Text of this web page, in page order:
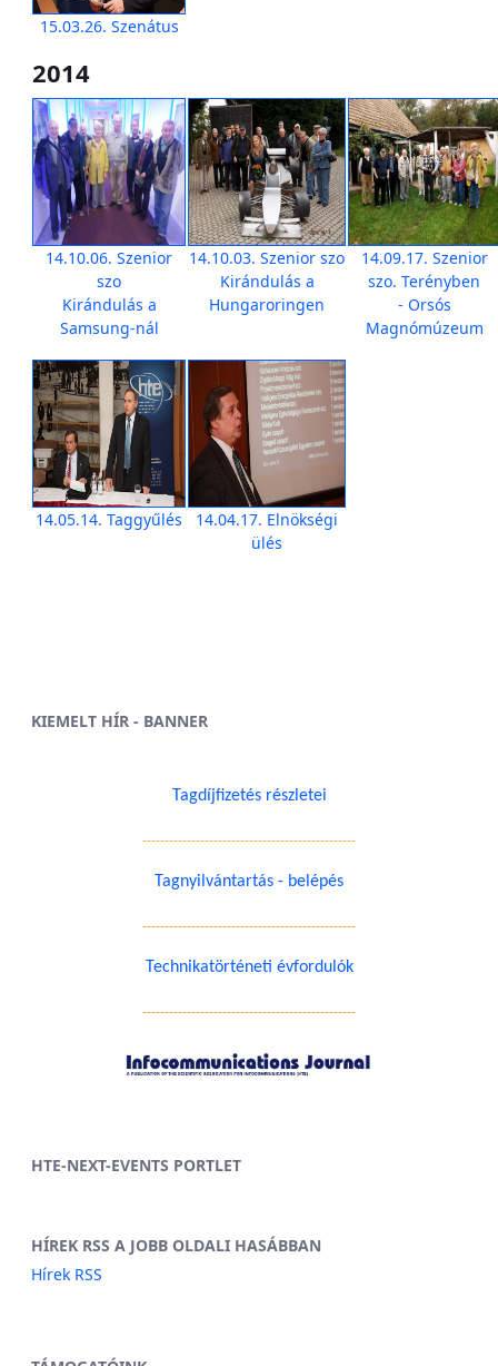
15.03.26. Szenátus
2014
14.10.06. Szenior
szo
Kirándulás a
Samsung-nál
14.10.03. Szenior szo
Kirándulás a
Hungaroringen
14.09.17. Szenior
szo. Terényben
- Orsós
Magnómúzeum
14.05.14. Taggyűlés
14.04.17. Elnökségi
ülés
KIEMELT HÍR - BANNER
Tagdíjfizetés részletei
------------------------------------------------
Tagnyilvántartás - belépés
------------------------------------------------
Technikatörténeti évfordulók
------------------------------------------------
HTE-NEXT-EVENTS PORTLET
HÍREK RSS A JOBB OLDALI HASÁBBAN
Hírek RSS